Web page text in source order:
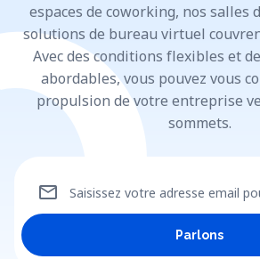
espaces de coworking, nos salles
solutions de bureau virtuel
Avec des conditions flexibles et
abordables, vous pouvez vous
propulsion de votre entreprise
sommets.
Saisissez votre adresse email
mail
Parlons